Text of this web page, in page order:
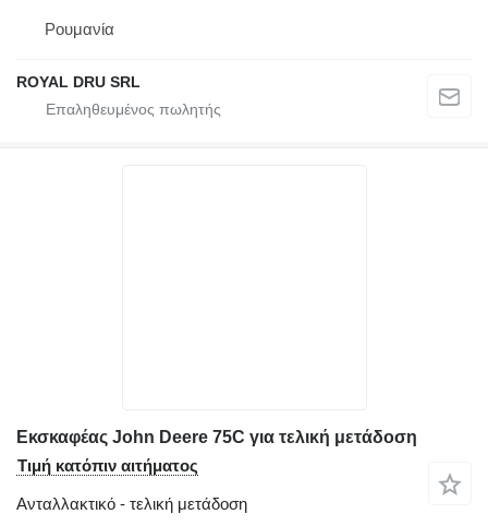
Ρουμανία
ROYAL DRU SRL
Εκσκαφέας John Deere 75C για τελική μετάδοση
Τιμή κατόπιν αιτήματος
Ανταλλακτικό - τελική μετάδοση